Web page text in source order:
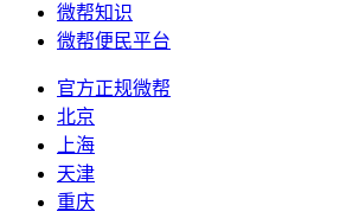
微帮知识
微帮便民平台
官方正规微帮
北京
上海
天津
重庆